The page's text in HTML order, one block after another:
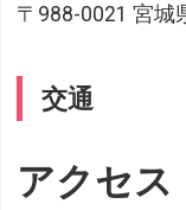
〒988-0021 宮
交通
アクセス